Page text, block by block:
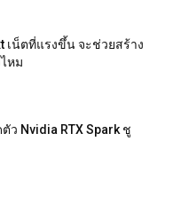
เน็ตที่แรงขึ้น จะช่วยสร้าง
หม
ว Nvidia RTX Spark ชู